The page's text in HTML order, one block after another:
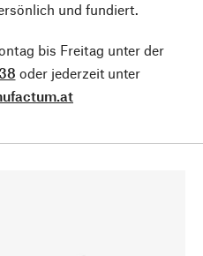
und fundiert.
bis Freitag unter der
oder jederzeit unter